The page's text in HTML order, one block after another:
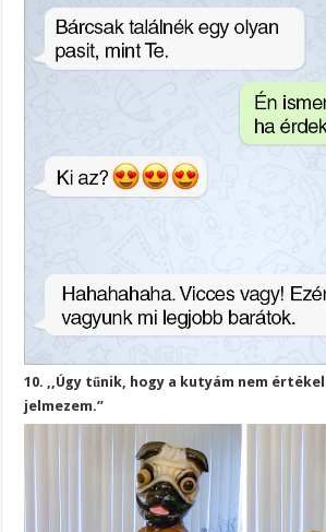
10. ,,Úgy tűnik, hogy a kutyám nem
jelmezem.”